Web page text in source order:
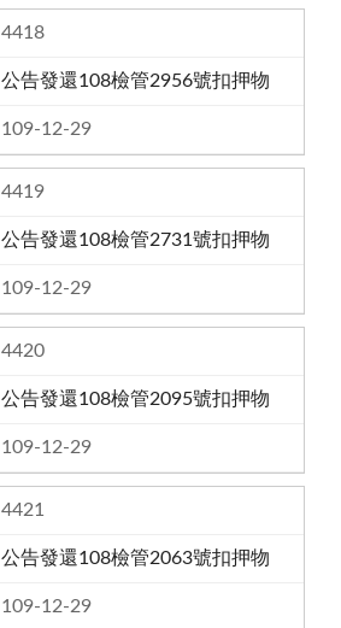
4418
公告發還108檢管2956號扣押物
109-12-29
4419
公告發還108檢管2731號扣押物
109-12-29
4420
公告發還108檢管2095號扣押物
109-12-29
4421
公告發還108檢管2063號扣押物
109-12-29